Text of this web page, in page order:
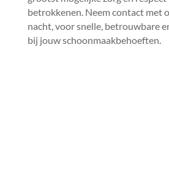
betrokkenen.​ Neem contact met
nacht, voor snelle, betrouwbare
bij jouw schoonmaakbehoeften.​